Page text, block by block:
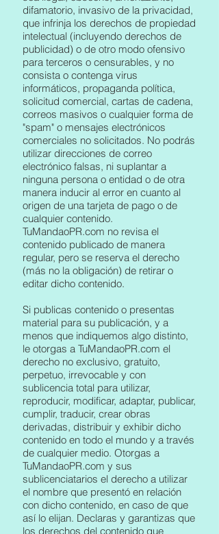
difamatorio, invasivo de la privacidad,
que infrinja los derechos de propiedad
intelectual (incluyendo derechos de
publicidad) o de otro modo ofensivo
para terceros o censurables, y no
consista o contenga virus
informáticos, propaganda política,
solicitud comercial, cartas de cadena,
correos masivos o cualquier forma de
"spam" o mensajes electrónicos
comerciales no solicitados. No podrás
utilizar direcciones de correo
electrónico falsas, ni suplantar a
ninguna persona o entidad o de otra
manera inducir al error en cuanto al
origen de una tarjeta de pago o de
cualquier contenido.
TuMandaoPR.com no revisa el
contenido publicado de manera
regular, pero se reserva el derecho
(más no la obligación) de retirar o
editar dicho contenido.
Si publicas contenido o presentas
material para su publicación, y a
menos que indiquemos algo distinto,
le otorgas a TuMandaoPR.com el
derecho no exclusivo, gratuito,
perpetuo, irrevocable y con
sublicencia total para utilizar,
reproducir, modificar, adaptar, publicar,
cumplir, traducir, crear obras
derivadas, distribuir y exhibir dicho
contenido en todo el mundo y a través
de cualquier medio. Otorgas a
TuMandaoPR.com y sus
sublicenciatarios el derecho a utilizar
el nombre que presentó en relación
con dicho contenido, en caso de que
así lo elijan. Declaras y garantizas que
los derechos del contenido que